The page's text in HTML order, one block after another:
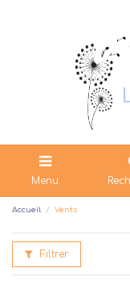
Menu
Accueil Vents
Filtrer